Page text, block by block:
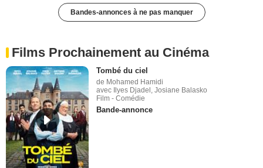
Bandes-annonces à ne pas manquer
Films Prochainement au Cinéma
Tombé du ciel
de Mohamed Hamidi
avec Ilyes Djadel, Josiane Balasko
Film - Comédie
Bande-annonce